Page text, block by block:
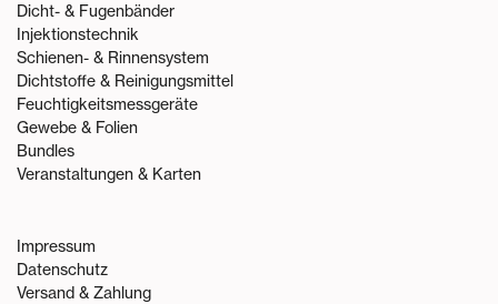
Dicht- & Fugenbänder
Injektionstechnik
Schienen- & Rinnensystem
Dichtstoffe & Reinigungsmittel
Feuchtigkeitsmessgeräte
Gewebe & Folien
Bundles
Veranstaltungen & Karten
Impressum
Datenschutz
Versand & Zahlung